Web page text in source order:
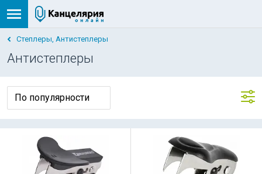
Степлеры, Антистеплеры
Антистеплеры